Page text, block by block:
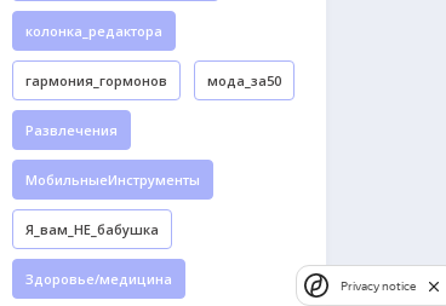
колонка_редактора
гармония_гормонов мода_за50
Развлечения
МобильныеИнструменты
Я_вам_НЕ_бабушка
Здоровье/медицина Privacy notice